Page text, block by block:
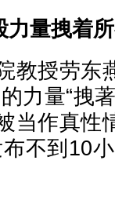
力量拽着
教授劳东
力量“拽
当作真性
不到10